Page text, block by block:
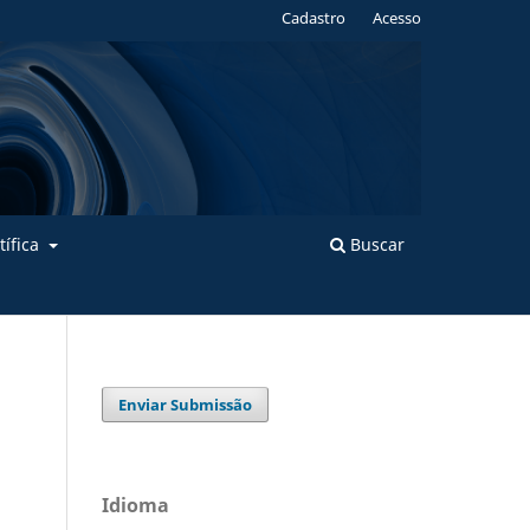
Buscar
Cadastro Acesso
Enviar Submissão
Idioma